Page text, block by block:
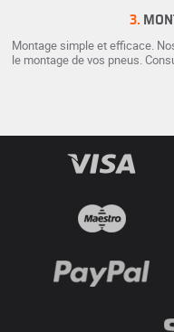
3.
Montage simple et efficace.
le montage de vos pneus.